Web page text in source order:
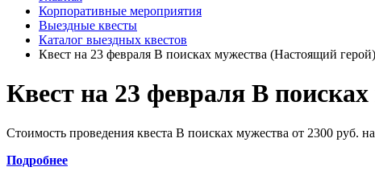
Корпоративные мероприятия
Выездные квесты
Каталог выездных квестов
Квест на 23 февраля В поисках мужества (Настоящий герой)
Квест на 23 февраля В
Стоимость проведения квеста В поисках мужества от 2300 руб.
Подробнее